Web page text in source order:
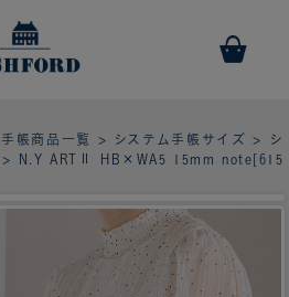
帳商品一覧 > システム手帳サイズ >
シ
> N.Y ARTⅡ HB×WA5 15mm note[615